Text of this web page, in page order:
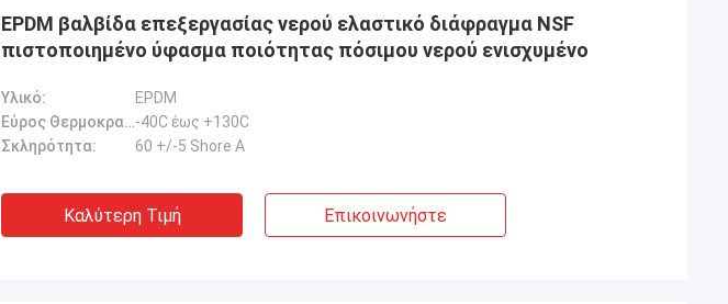
EPDM βαλβίδα επεξεργασίας νερού ελαστικό διάφραγμα NSF
πιστοποιημένο ύφασμα ποιότητας πόσιμου νερού ενισχυμένο
Υλικό:
EPDM
Εύρος Θερμοκρασίας:-40C έως +130C
Σκληρότητα:
60 +/-5 Shore A
Καλύτερη Τιμή Επικοινωνήστε